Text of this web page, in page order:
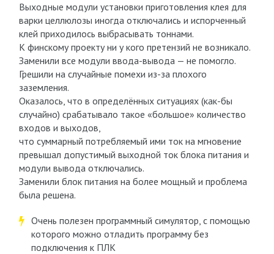
Выходные модули установки приготовления клея для
варки целлюлозы иногда отключались и испорченный
клей приходилось выбрасывать тоннами.
К финскому проекту ни у кого претензий не возникало.
Заменили все модули ввода-вывода — не помогло.
Грешили на случайные помехи из-за плохого
заземления.
Оказалось, что в определённых ситуациях (как-бы
случайно) срабатывало такое «большое» количество
входов и выходов,
что суммарный потребляемый ими ток на мгновение
превышал допустимый выходной ток блока питания и
модули вывода отключались.
Заменили блок питания на более мощный и проблема
была решена.
Очень полезен программный симулятор, с помощью
которого можно отладить программу без
подключения к ПЛК